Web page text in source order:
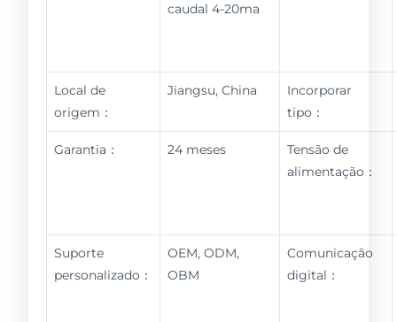
caudal 4-20ma
Local de
origem：
Jiangsu, China
Incorporar
tipo：
Garantia： 24 meses
Tensão de
alimentação：
Suporte
personalizado：
OEM, ODM,
OBM
Comunicação
digital：